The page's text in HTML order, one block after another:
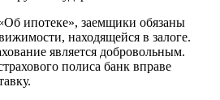
ипотеке», заемщики обязаны
находящейся в залоге.
является добровольным.
полиса банк вправе